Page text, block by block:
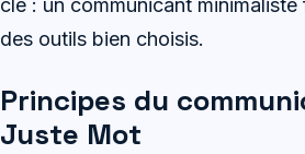
clé : un communicant
des outils bien choisis.
Principes du
Juste Mot